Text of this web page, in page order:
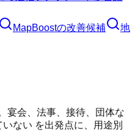
MapBoostの改善候補
地
宴会、法事、接待、団体な
ない を出発点に、用途別